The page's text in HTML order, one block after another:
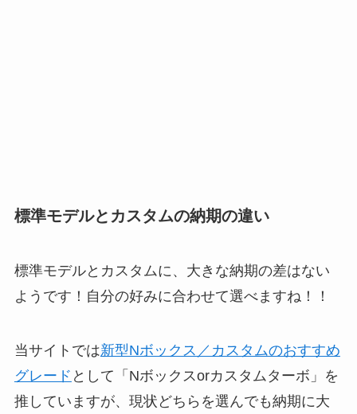
標準モデルとカスタムの納期の違い
標準モデルとカスタムに、大きな納期の差はない
ようです！自分の好みに合わせて選べますね！！
当サイトでは新型Nボックス／カスタムのおすすめ
グレード として「Nボックスorカスタムターボ」を
推していますが、現状どちらを選んでも納期に大